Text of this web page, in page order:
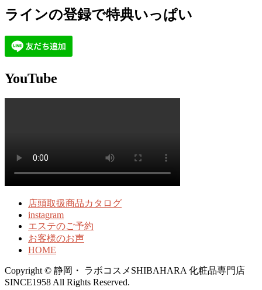
ラインの登録で特典いっぱい
YouTube
店頭取扱商品カタログ
instagram
エステのご予約
お客様のお声
HOME
Copyright © 静岡・ ラボコスメSHIBAHARA 化粧品専門店
SINCE1958 All Rights Reserved.